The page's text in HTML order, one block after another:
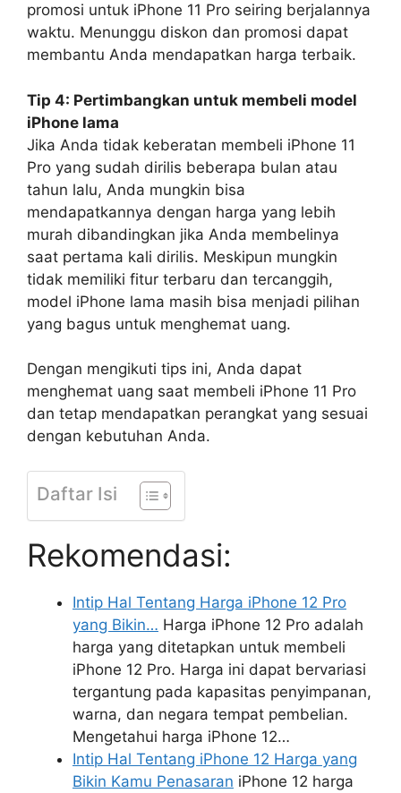
promosi untuk iPhone 11 Pro seiring berjalannya
waktu. Menunggu diskon dan promosi dapat
membantu Anda mendapatkan harga terbaik.
Tip 4: Pertimbangkan untuk membeli model
iPhone lama
Jika Anda tidak keberatan membeli iPhone 11
Pro yang sudah dirilis beberapa bulan atau
tahun lalu, Anda mungkin bisa
mendapatkannya dengan harga yang lebih
murah dibandingkan jika Anda membelinya
saat pertama kali dirilis. Meskipun mungkin
tidak memiliki fitur terbaru dan tercanggih,
model iPhone lama masih bisa menjadi pilihan
yang bagus untuk menghemat uang.
Dengan mengikuti tips ini, Anda dapat
menghemat uang saat membeli iPhone 11 Pro
dan tetap mendapatkan perangkat yang sesuai
dengan kebutuhan Anda.
Daftar Isi
Rekomendasi:
Intip Hal Tentang Harga iPhone 12 Pro
yang Bikin… Harga iPhone 12 Pro adalah
harga yang ditetapkan untuk membeli
iPhone 12 Pro. Harga ini dapat bervariasi
tergantung pada kapasitas penyimpanan,
warna, dan negara tempat pembelian.
Mengetahui harga iPhone 12…
Intip Hal Tentang iPhone 12 Harga yang
Bikin Kamu Penasaran iPhone 12 harga